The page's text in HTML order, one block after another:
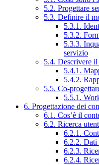
5.2. Progettare
5.3. Definire il
5.3.1.
5.3.2.
5.3.3.
servizio
5.4. Descrivere
5.4.1.
5.4.2.
5.5. Co-
5.5.1.
6. Progettazione dei
6.1. Cos’è il
6.2. Ricerca
6.2.1.
6.2.2. Dati
6.2.3.
6.2.4.